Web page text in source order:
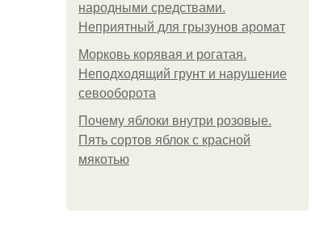
народными средствами.
Неприятный для грызунов аромат
Морковь корявая и рогатая.
Неподходящий грунт и нарушение
севооборота
Почему яблоки внутри розовые.
Пять сортов яблок с красной
мякотью